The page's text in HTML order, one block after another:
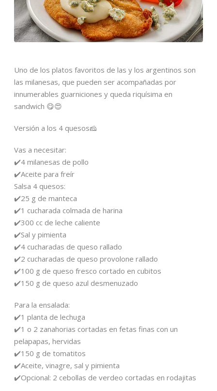
Uno de los platos favoritos de las y los argentinos son
las milanesas, que pueden ser acompañadas por
innumerables guarniciones y queda riquísima en
sandwich 😋😍
Versión a los 4 quesos🧀
Vas a necesitar:
✔️4 milanesas de pollo
✔️Aceite para freír
Salsa 4 quesos:
✔️25 g de manteca
✔️1 cucharada colmada de harina
✔️300 cc de leche caliente
✔️Sal y pimienta
✔️4 cucharadas de queso rallado
✔️2 cucharadas de queso provolone rallado
✔️100 g de queso fresco cortado en cubitos
✔️150 g de queso azul desmenuzado
Para la ensalada:
✔️1 planta de lechuga
✔️1 o 2 zanahorias cortadas en fetas finas con un
pelapapas, hervidas
✔️150 g de tomatitos
✔️Aceite, vinagre, sal y pimienta
✔️Opcional: 2 cebollas de verdeo cortadas en rodajitas